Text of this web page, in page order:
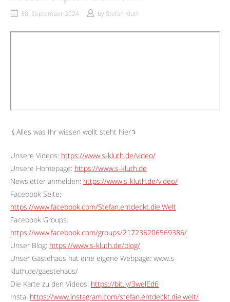
30. September 2024 by Stefan Kluth
⤹Alles was Ihr wissen wollt steht hier⤵︎
Unsere Videos: https://www.s-kluth.de/video/
Unsere Homepage: https://www.s-kluth.de
Newsletter anmelden: https://www.s-kluth.de/video/
Facebook Seite:
https://www.facebook.com/Stefan.entdeckt.die.Welt
Facebook Groups:
https://www.facebook.com/groups/217236206569386/
Unser Blog: https://www.s-kluth.de/blog/
Unser Gästehaus hat eine eigene Webpage: www.s-
kluth.de/gaestehaus/
Die Karte zu den Videos: https://bit.ly/3welEd6
Insta: https://www.instagram.com/stefan.entdeckt.die.welt/